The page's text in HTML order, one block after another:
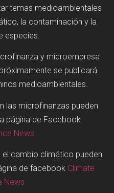
temas medioambientales
la contaminación y la
especies.
y microempresa
se publicará
medioambientales.
las microfinanzas pueden
página de Facebook
News
el cambio climático pueden
de facebook Climate
News